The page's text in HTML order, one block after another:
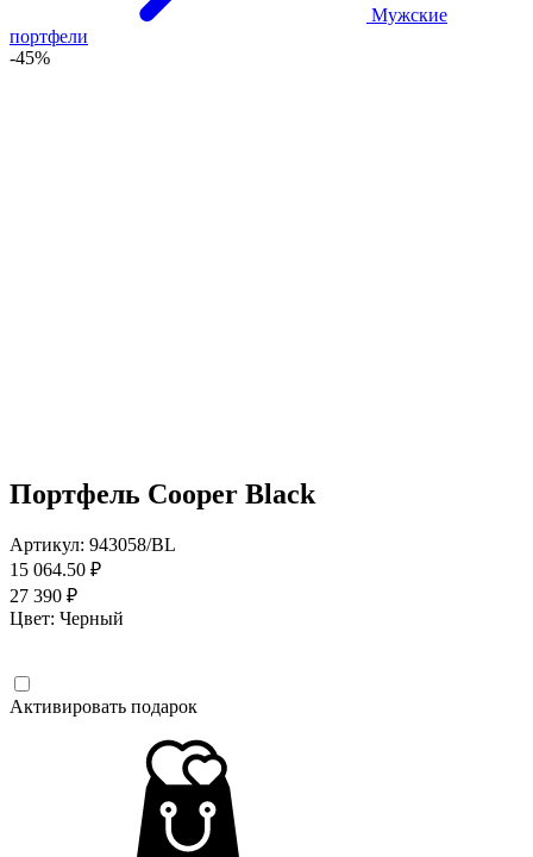
Мужские
портфели
-45%
Портфель Cooper Black
Артикул: 943058/BL
15 064.50 ₽
27 390 ₽
Цвет: Черный
Активировать подарок